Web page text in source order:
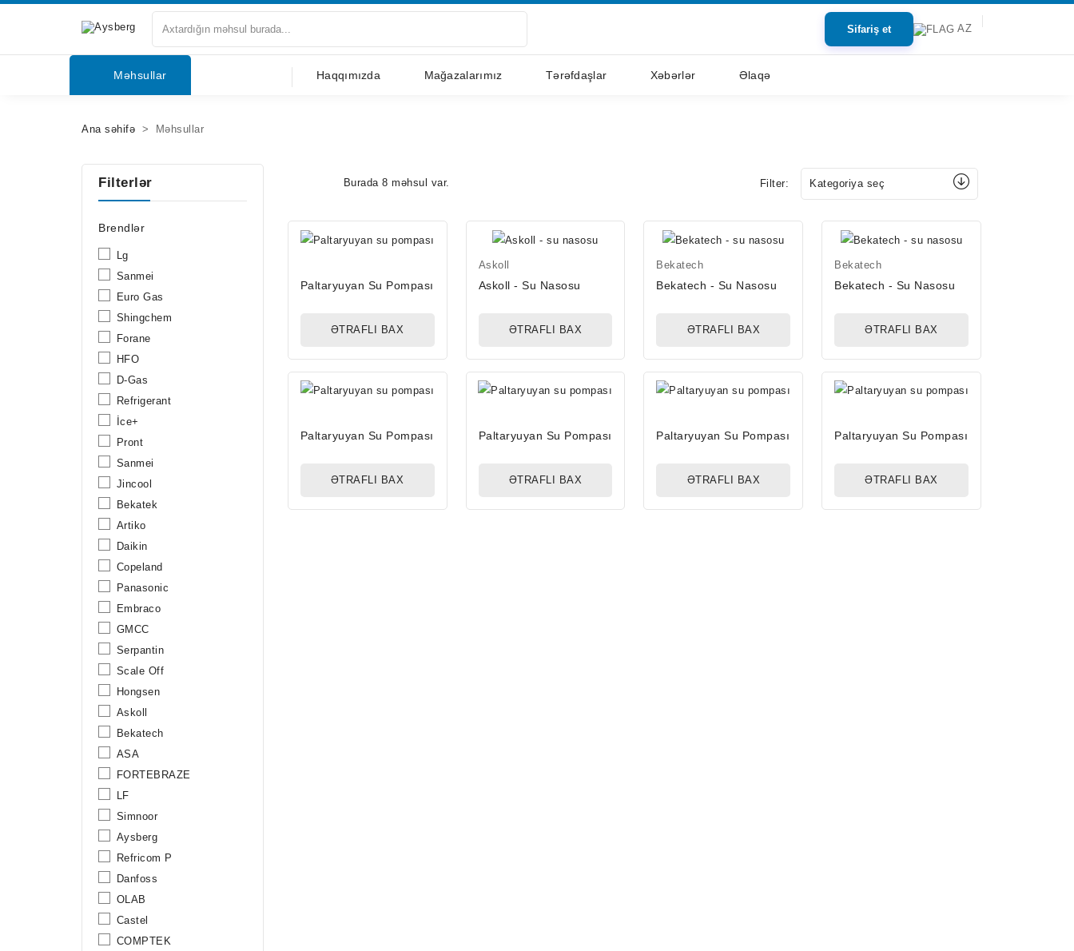
Sifariş et AZ
Məhsullar Haqqımızda Mağazalarımız Tərəfdaşlar Xəbərlər Əlaqə
Haqqımızda
Tərəfdaşlar
Mağazalar
Ana səhifə Məhsullar
Filterlər
Brendlər
Lg
Sanmei
Euro Gas
Shingchem
Forane
HFO
D-Gas
Refrigerant
İce+
Pront
Sanmei
Jincool
Bekatek
Artiko
Daikin
Copeland
Panasonic
Embraco
GMCC
Serpantin
Scale Off
Hongsen
Askoll
Bekatech
ASA
FORTEBRAZE
LF
Simnoor
Aysberg
Refricom P
Danfoss
OLAB
Castel
COMPTEK
Burada 8 məhsul var. Filter: Kategoriya seç
Paltaryuyan Su Pompası
ƏTRAFLI BAX
Askoll
Askoll - Su Nasosu
ƏTRAFLI BAX
Bekatech
Bekatech - Su Nasosu
ƏTRAFLI BAX
Bekatech
Bekatech - Su Nasosu
ƏTRAFLI BAX
Paltaryuyan Su Pompası
ƏTRAFLI BAX
Paltaryuyan Su Pompası
ƏTRAFLI BAX
Paltaryuyan Su Pompası
ƏTRAFLI BAX
Paltaryuyan Su Pompası
ƏTRAFLI BAX